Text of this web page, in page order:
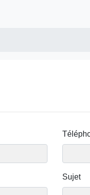
Sujet